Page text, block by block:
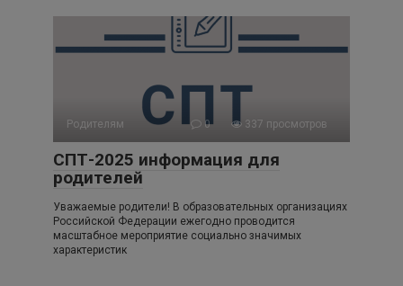
Родителям 0 337 просмотров
СПТ-2025 информация для
родителей
Уважаемые родители! В образовательных организациях
Российской Федерации ежегодно проводится
масштабное мероприятие социально значимых
характеристик